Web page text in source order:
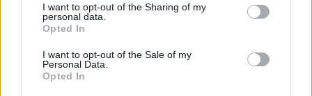
not limited to your visit or usage behaviour. You may click to
grant or deny consent to Google and its third-party tags to
use your data for below specified purposes in below Google
consent section.
I want to opt-out of the Sharing of my
personal data.
Opted In
I want to opt-out of the Sale of my
Personal Data.
Opted In
Marco Tessari, giornalista trentino
specializzato in sport invernali e montagna,
Olimpiadi invernali e alpinismo; racconta gare,
atleti e cultura della montagna con